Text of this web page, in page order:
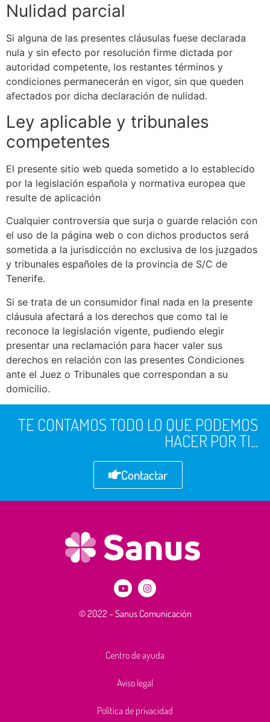
Nulidad parcial
Si alguna de las presentes cláusulas fuese declarada
nula y sin efecto por resolución firme dictada por
autoridad competente, los restantes términos y
condiciones permanecerán en vigor, sin que queden
afectados por dicha declaración de nulidad.
Ley aplicable y tribunales
competentes
El presente sitio web queda sometido a lo establecido
por la legislación española y normativa europea que
resulte de aplicación
Cualquier controversia que surja o guarde relación con
el uso de la página web o con dichos productos será
sometida a la jurisdicción no exclusiva de los juzgados
y tribunales españoles de la provincia de S/C de
Tenerife.
Si se trata de un consumidor final nada en la presente
cláusula afectará a los derechos que como tal le
reconoce la legislación vigente, pudiendo elegir
presentar una reclamación para hacer valer sus
derechos en relación con las presentes Condiciones
ante el Juez o Tribunales que correspondan a su
domicilio.
TE CONTAMOS TODO LO QUE PODEMOS
HACER POR TI...
Contactar
© 2022 – Sanus Comunicación
Centro de ayuda
Aviso legal
Política de privacidad